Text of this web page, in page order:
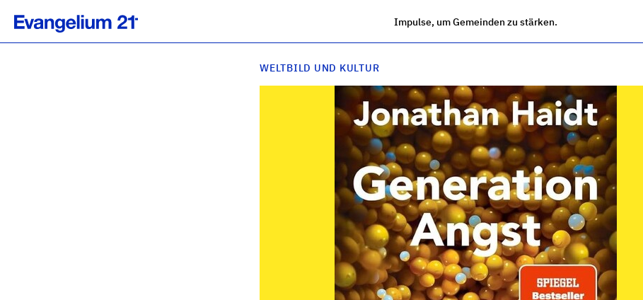
Impulse, um Gemeinden zu stärken.
WELTBILD UND KULTUR